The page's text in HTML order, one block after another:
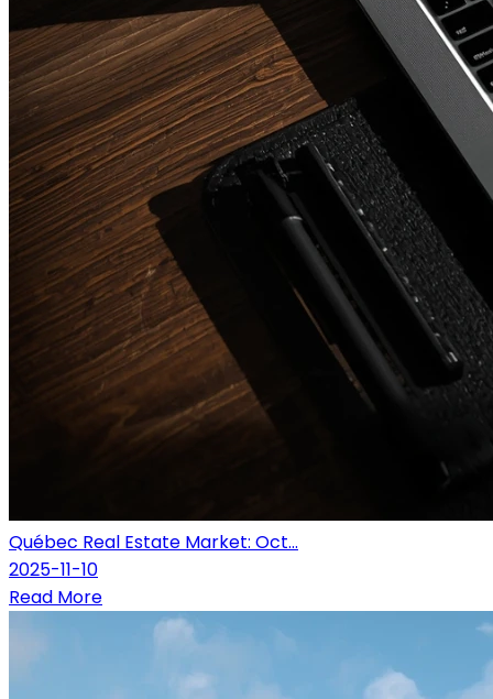
Québec Real Estate Market: Oct...
2025-11-10
Read More